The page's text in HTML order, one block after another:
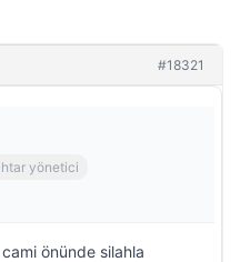
#18321
yönetici
önünde silahla